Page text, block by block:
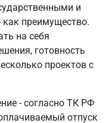
и
преимущество.
на себя
готовность
проектов с
- согласно ТК РФ
отпуск